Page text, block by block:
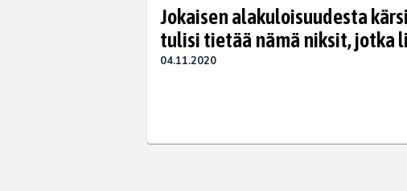
Jokaisen alakuloisuudesta
tulisi tietää nämä niksit, jotka
04.11.2020